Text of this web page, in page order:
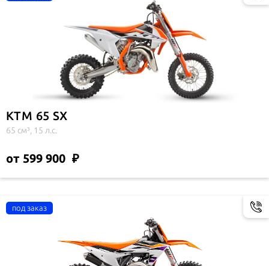
KTM 65 SX
65 см³, 15 л.с.
от 599 900